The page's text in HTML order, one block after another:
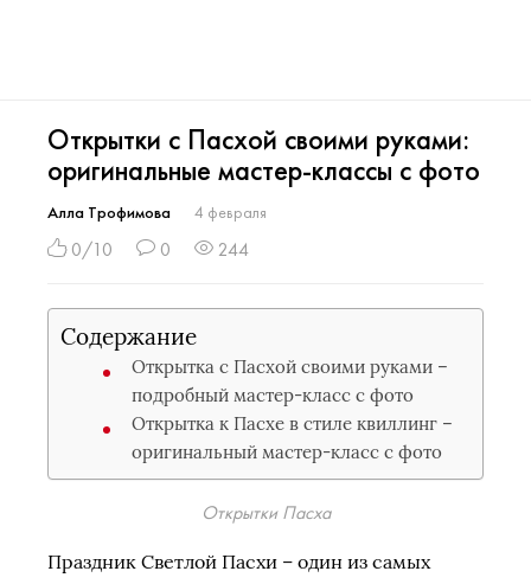
Открытки с Пасхой своими руками:
оригинальные мастер-классы с фото
Алла Трофимова 4 февраля
0/10 0 244
Содержание
Открытка с Пасхой своими руками –
подробный мастер-класс с фото
Открытка к Пасхе в стиле квиллинг –
оригинальный мастер-класс с фото
Открытки Пасха
Праздник Светлой Пасхи – один из самых